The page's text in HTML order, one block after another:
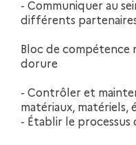
- Communiquer au
différents
Bloc de compétence
dorure
- Contrôler et
matériaux, matériels,
- Établir le processus